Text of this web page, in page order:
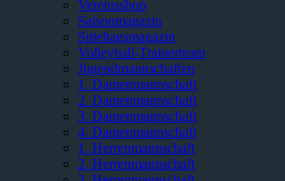
Vereinsshop
Saisonmagazin
Spieltagsmagazin
Volleyball-Trainerteam
Jugendmannschaften
1. Damenmannschaft
2. Damenmannschaft
3. Damenmannschaft
4. Damenmannschaft
1. Herrenmannschaft
2. Herrenmannschaft